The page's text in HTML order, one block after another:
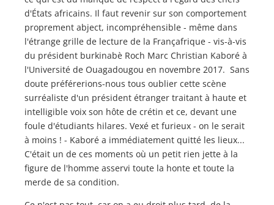
d'États africains. Il faut revenir sur son comportement
proprement abject, incompréhensible - même dans
l'étrange grille de lecture de la Françafrique - vis-à-vis
du président burkinabè Roch Marc Christian Kaboré à
l'Université de Ouagadougou en novembre 2017. Sans
doute préférerions-nous tous oublier cette scène
surréaliste d'un président étranger traitant à haute et
intelligible voix son hôte de crétin et ce, devant une
foule d'étudiants hilares. Vexé et furieux - on le serait
à moins ! - Kaboré a immédiatement quitté les lieux...
C'était un de ces moments où un petit rien jette à la
figure de l'homme asservi toute la honte et toute la
merde de sa condition.